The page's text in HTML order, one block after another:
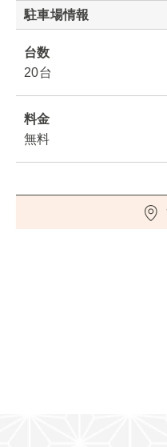
駐車場情報
台数
20台
料金
無料